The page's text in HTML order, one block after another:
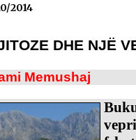
2014
DHE NJË
Memushaj